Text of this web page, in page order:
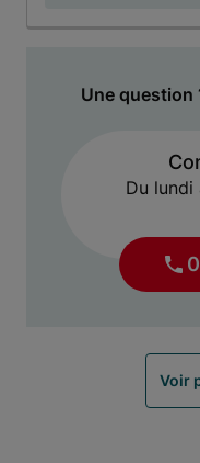
Une question
Du lundi
Voir